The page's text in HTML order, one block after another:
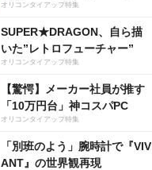
オリコンタイアップ特集
SUPER★DRAGON、自ら描
いた”レトロフューチャー”
オリコンタイアップ特集
【驚愕】メーカー社員が推す
「10万円台」神コスパPC
オリコンタイアップ特集
「別班のよう」腕時計で『VIV
ANT』の世界観再現